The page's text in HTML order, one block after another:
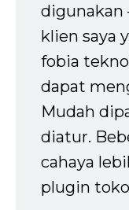
digunakan
klien saya
fobia
dapat
Mudah
diatur.
cahaya
plugin